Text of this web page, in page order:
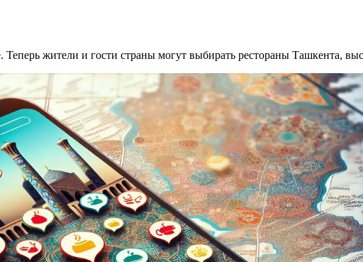
Теперь жители и гости страны могут выбирать рестораны Ташкента,